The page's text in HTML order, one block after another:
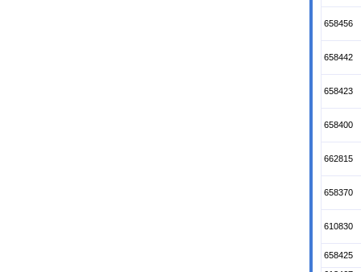
658456
658442
658423
658400
662815
658370
610830
658425